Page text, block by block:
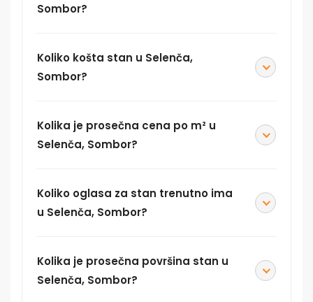
Sombor?
Koliko košta stan u Selenča,
Sombor?
Kolika je prosečna cena po m² u
Selenča, Sombor?
Koliko oglasa za stan trenutno ima
u Selenča, Sombor?
Kolika je prosečna površina stan u
Selenča, Sombor?